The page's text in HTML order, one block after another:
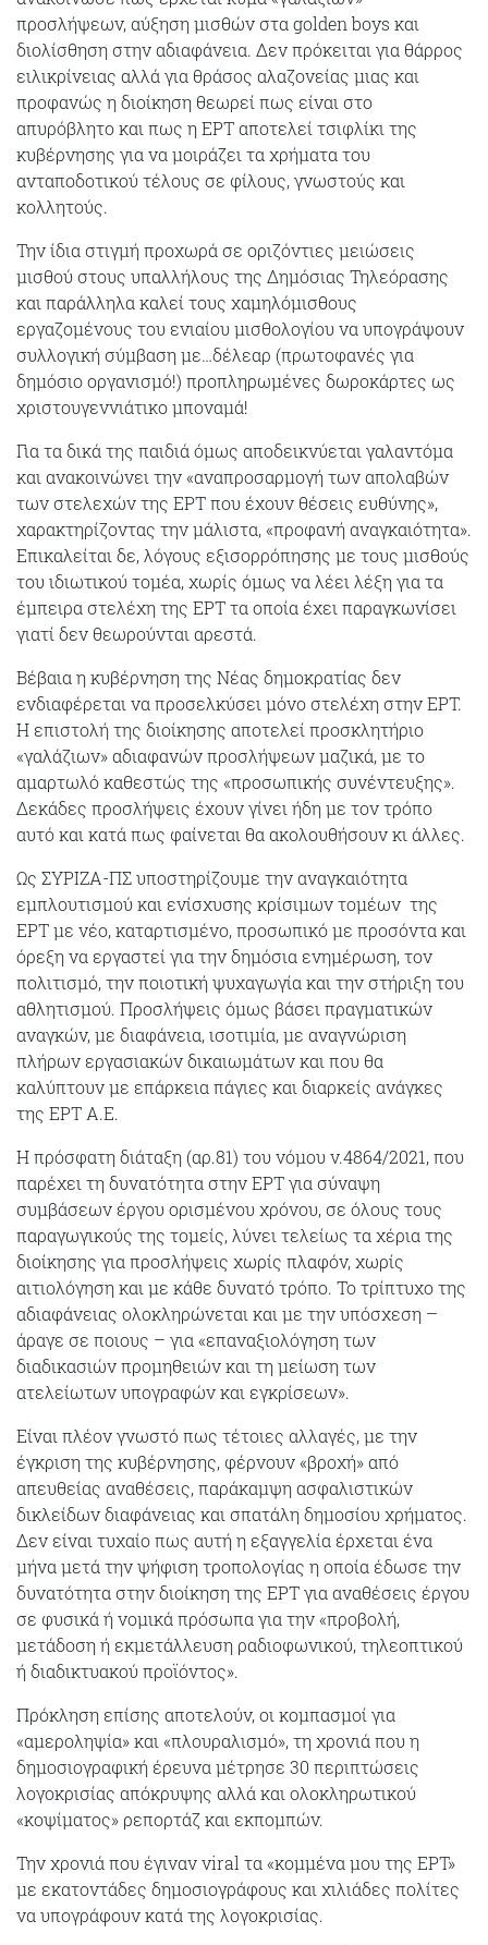
προσλήψεων, αύξηση μισθών στα golden boys και
διολίσθηση στην αδιαφάνεια. Δεν πρόκειται για θάρρος
ειλικρίνειας αλλά για θράσος αλαζονείας μιας και
προφανώς η διοίκηση θεωρεί πως είναι στο
απυρόβλητο και πως η ΕΡΤ αποτελεί τσιφλίκι της
κυβέρνησης για να μοιράζει τα χρήματα του
ανταποδοτικού τέλους σε φίλους, γνωστούς και
κολλητούς.
Την ίδια στιγμή προχωρά σε οριζόντιες μειώσεις
μισθού στους υπαλλήλους της Δημόσιας Τηλεόρασης
και παράλληλα καλεί τους χαμηλόμισθους
εργαζομένους του ενιαίου μισθολογίου να υπογράψουν
συλλογική σύμβαση με…δέλεαρ (πρωτοφανές για
δημόσιο οργανισμό!) προπληρωμένες δωροκάρτες ως
χριστουγεννιάτικο μποναμά!
Για τα δικά της παιδιά όμως αποδεικνύεται γαλαντόμα
και ανακοινώνει την «αναπροσαρμογή των απολαβών
των στελεχών της ΕΡΤ που έχουν θέσεις ευθύνης»,
χαρακτηρίζοντας την μάλιστα, «προφανή αναγκαιότητα».
Επικαλείται δε, λόγους εξισορρόπησης με τους μισθούς
του ιδιωτικού τομέα, χωρίς όμως να λέει λέξη για τα
έμπειρα στελέχη της ΕΡΤ τα οποία έχει παραγκωνίσει
γιατί δεν θεωρούνται αρεστά.
Βέβαια η κυβέρνηση της Νέας δημοκρατίας δεν
ενδιαφέρεται να προσελκύσει μόνο στελέχη στην ΕΡΤ.
Η επιστολή της διοίκησης αποτελεί προσκλητήριο
«γαλάζιων» αδιαφανών προσλήψεων μαζικά, με το
αμαρτωλό καθεστώς της «προσωπικής συνέντευξης».
Δεκάδες προσλήψεις έχουν γίνει ήδη με τον τρόπο
αυτό και κατά πως φαίνεται θα ακολουθήσουν κι άλλες.
Ως ΣΥΡΙΖΑ-ΠΣ υποστηρίζουμε την αναγκαιότητα
εμπλουτισμού και ενίσχυσης κρίσιμων τομέων της
ΕΡΤ με νέο, καταρτισμένο, προσωπικό με προσόντα και
όρεξη να εργαστεί για την δημόσια ενημέρωση, τον
πολιτισμό, την ποιοτική ψυχαγωγία και την στήριξη του
αθλητισμού. Προσλήψεις όμως βάσει πραγματικών
αναγκών, με διαφάνεια, ισοτιμία, με αναγνώριση
πλήρων εργασιακών δικαιωμάτων και που θα
καλύπτουν με επάρκεια πάγιες και διαρκείς ανάγκες
της ΕΡΤ Α.Ε.
Η πρόσφατη διάταξη (αρ.81) του νόμου ν.4864/2021, που
παρέχει τη δυνατότητα στην ΕΡΤ για σύναψη
συμβάσεων έργου ορισμένου χρόνου, σε όλους τους
παραγωγικούς της τομείς, λύνει τελείως τα χέρια της
διοίκησης για προσλήψεις χωρίς πλαφόν, χωρίς
αιτιολόγηση και με κάθε δυνατό τρόπο. Το τρίπτυχο της
αδιαφάνειας ολοκληρώνεται και με την υπόσχεση –
άραγε σε ποιους – για «επαναξιολόγηση των
διαδικασιών προμηθειών και τη μείωση των
ατελείωτων υπογραφών και εγκρίσεων».
Είναι πλέον γνωστό πως τέτοιες αλλαγές, με την
έγκριση της κυβέρνησης, φέρνουν «βροχή» από
απευθείας αναθέσεις, παράκαμψη ασφαλιστικών
δικλείδων διαφάνειας και σπατάλη δημοσίου χρήματος.
Δεν είναι τυχαίο πως αυτή η εξαγγελία έρχεται ένα
μήνα μετά την ψήφιση τροπολογίας η οποία έδωσε την
δυνατότητα στην διοίκηση της ΕΡΤ για αναθέσεις έργου
σε φυσικά ή νομικά πρόσωπα για την «προβολή,
μετάδοση ή εκμετάλλευση ραδιοφωνικού, τηλεοπτικού
ή διαδικτυακού προϊόντος».
Πρόκληση επίσης αποτελούν, οι κομπασμοί για
«αμεροληψία» και «πλουραλισμό», τη χρονιά που η
δημοσιογραφική έρευνα μέτρησε 30 περιπτώσεις
λογοκρισίας απόκρυψης αλλά και ολοκληρωτικού
«κοψίματος» ρεπορτάζ και εκπομπών.
Την χρονιά που έγιναν viral τα «κομμένα μου της ΕΡΤ»
με εκατοντάδες δημοσιογράφους και χιλιάδες πολίτες
να υπογράφουν κατά της λογοκρισίας.